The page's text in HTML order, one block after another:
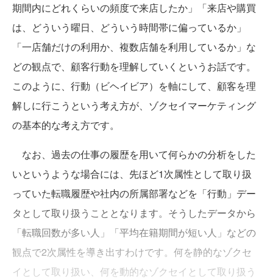
期間内にどれくらいの頻度で来店したか」「来店や購買
は、どういう曜日、どういう時間帯に偏っているか」
「一店舗だけの利用か、複数店舗を利用しているか」な
どの観点で、顧客行動を理解していくというお話です。
このように、行動（ビヘイビア）を軸にして、顧客を理
解しに行こうという考え方が、ゾクセイマーケティング
の基本的な考え方です。
なお、過去の仕事の履歴を用いて何らかの分析をした
いというような場合には、先ほど1次属性として取り扱
っていた転職履歴や社内の所属部署などを「行動」デー
タとして取り扱うこととなります。そうしたデータから
「転職回数が多い人」「平均在籍期間が短い人」などの
観点で2次属性を導き出すわけです。何を静的なゾクセ
イとして取り扱い、何を動的なゾクセイとして取り扱う